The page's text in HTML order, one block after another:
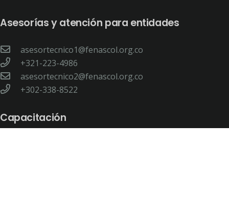
Asesorías y atención para entidades
asesortecnico1@fenascol.org.co
+321-223-4986
asesortecnico2@fenascol.org.co
+302-338-8522
Capacitación